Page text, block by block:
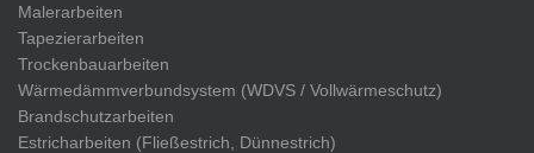
Malerarbeiten
Tapezierarbeiten
Trockenbauarbeiten
Wärmedämmverbundsystem (WDVS / Vollwärmeschutz)
Brandschutzarbeiten
Estricharbeiten (Fließestrich, Dünnestrich)